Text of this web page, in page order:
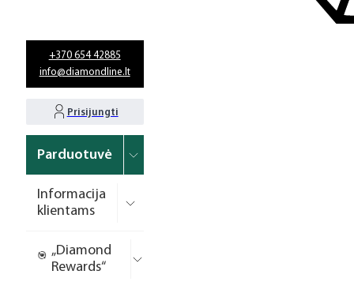
+370 654 42885
info@diamondline.lt
Prisijungti
Parduotuvė
Informacija
klientams
„Diamond
Rewards“